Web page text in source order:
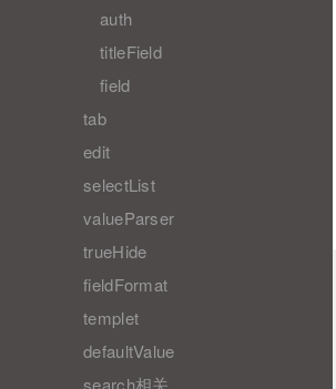
auth
titleField
field
tab
edit
selectList
valueParser
trueHide
fieldFormat
templet
defaultValue
search相关